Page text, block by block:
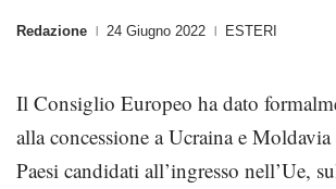
Redazione 24 Giugno 2022 ESTERI
Il Consiglio Europeo ha dato
alla concessione a Ucraina e
Paesi candidati all’ingresso nell’Ue,